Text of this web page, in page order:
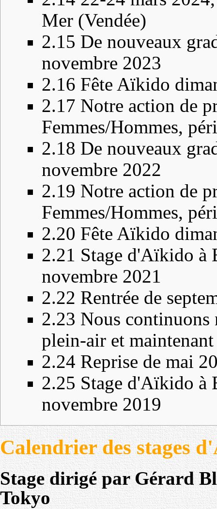
Mer (Vendée)
2.15 De nouveaux
novembre 2023
2.16 Fête Aïkido
2.17 Notre action de
Femmes/Hommes,
2.18 De nouveaux
novembre 2022
2.19 Notre action de
Femmes/Hommes,
2.20 Fête Aïkido
2.21 Stage d'Aïkido à
novembre 2021
2.22 Rentrée de
2.23 Nous
plein-air et
2.24 Reprise de mai
2.25 Stage d'Aïkido à
novembre 2019
Calendrier des stages
Stage dirigé par Gérard
Tokyo